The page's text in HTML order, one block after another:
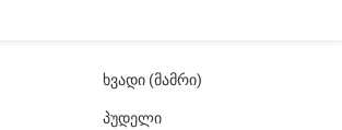
ხვადი (მამრი)
პუდელი